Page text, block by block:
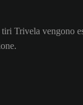
Trivela vengono